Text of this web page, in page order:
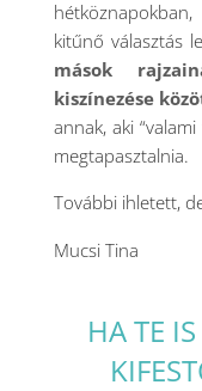
kitűnő választás
mások
kiszínezése
annak, aki
megtapasztalnia.
További ihletett,
Mucsi Tina
HA TE